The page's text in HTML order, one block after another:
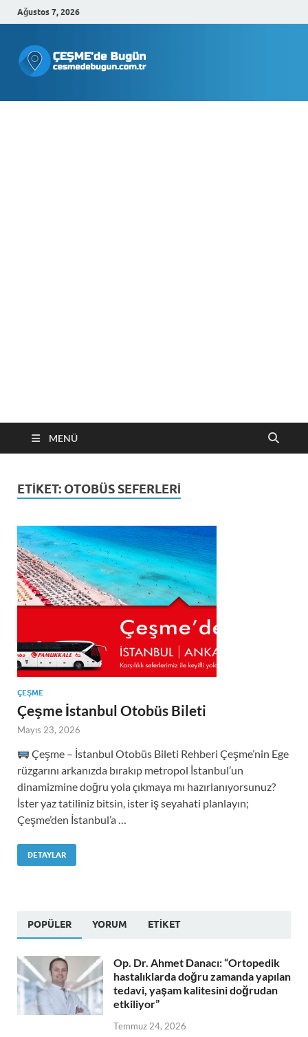
Ağustos 7, 2026
Bugün
MENÜ
ETIKET: OTOBÜS SEFERLERI
ÇEŞME
Çeşme İstanbul Otobüs Bileti
Mayıs 23, 2026
Çeşme – İstanbul Otobüs Bileti Rehberi Çeşme’nin Ege
rüzgarını arkanızda bırakıp metropol İstanbul’un
dinamizmine doğru yola çıkmaya mı hazırlanıyorsunuz?
İster yaz tatiliniz bitsin, ister iş seyahati planlayın;
Çeşme’den İstanbul’a …
DETAYLAR
POPÜLER YORUM ETIKET
Op. Dr. Ahmet Danacı: “Ortopedik
hastalıklarda doğru zamanda yapılan
tedavi, yaşam kalitesini doğrudan
etkiliyor”
Temmuz 24, 2026